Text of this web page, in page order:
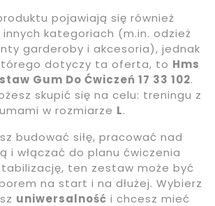
pojawiają się również
kategoriach (m.in. odzież
garderoby i akcesoria), jednak
dotyczy ta oferta, to Hms
Gum Do Ćwiczeń 17 33 102.
skupić się na celu: treningu z
w rozmiarze L.
budować siłę, pracować nad
i włączać do planu ćwiczenia
ten zestaw może być
na start i na dłużej. Wybierz
uniwersalność i chcesz mieć